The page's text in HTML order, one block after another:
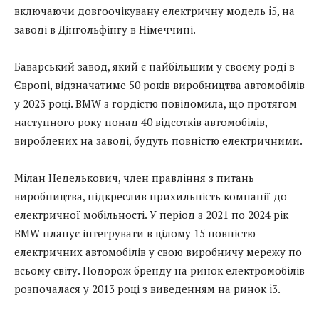
включаючи довгоочікувану електричну модель i5, на
заводі в Дінгольфінгу в Німеччині.
Баварський завод, який є найбільшим у своєму роді в
Європі, відзначатиме 50 років виробництва автомобілів
у 2023 році. BMW з гордістю повідомила, що протягом
наступного року понад 40 відсотків автомобілів,
вироблених на заводі, будуть повністю електричними.
Мілан Неделькович, член правління з питань
виробництва, підкреслив прихильність компанії до
електричної мобільності. У період з 2021 по 2024 рік
BMW планує інтегрувати в цілому 15 повністю
електричних автомобілів у свою виробничу мережу по
всьому світу. Подорож бренду на ринок електромобілів
розпочалася у 2013 році з виведенням на ринок i3.